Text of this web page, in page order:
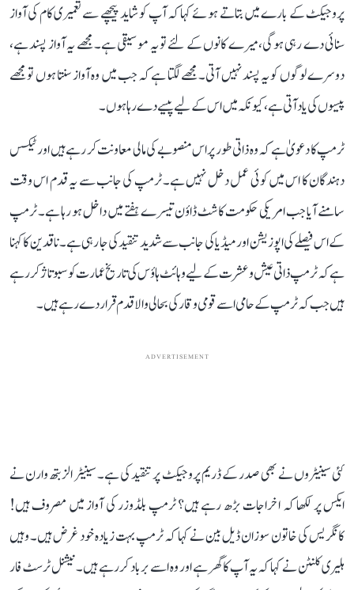
پروجیکٹ کے بارے میں بتاتے ہوئے کہا کہ آپ کو شاید پیچھے سے تعمیری کام کی آواز
سنائی دے رہی ہوگی، میرے کانوں کے لئے تو یہ موسیقی ہے۔ مجھے یہ آواز پسند ہے،
دوسرے لوگوں کو یہ پسند نہیں آتی۔ مجھے لگتا ہے کہ جب میں وہ آواز سنتا ہوں تو مجھے
پیسوں کی یاد آتی ہے، کیونکہ میں اس کے لیے پیسے دے رہا ہوں۔
ٹرمپ کا دعویٰ ہے کہ وہ ذاتی طور پر اس منصوبے کی مالی معاونت کر رہے ہیں اور ٹیکس
دہندگان کا اس میں کوئی عمل دخل نہیں ہے۔ ٹرمپ کی جانب سے یہ قدم اس وقت
سامنے آیا جب امریکی حکومت کا شٹ ڈاؤن تیسرے ہفتے میں داخل ہو رہا ہے۔ ٹرمپ
کے اس فیصلے کی اپوزیشن اور میڈیا کی جانب سے شدید تنقید کی جا رہی ہے۔ ناقدین کا کہنا
ہے کہ ٹرمپ ذاتی عیش و عشرت کے لیے وہائٹ ہاؤس کی تاریخ عمارت کو سبوتاژ کر رہے
ہیں جب کہ ٹرمپ کے حامی اسے قومی وقار کی بحالی والا قدم قرار دے رہے ہیں۔
ADVERTISEMENT
کئی سینیٹروں نے بھی صدر کے ڈریم پروجیکٹ پر تنقید کی ہے۔ سینیٹر الزبتھ وارن نے
ایکس پر لکھا کہ اخراجات بڑھ رہے ہیں؟ ٹرمپ بلڈوزر کی آواز میں مصروف ہیں!
کانگریس کی خاتون سوزان ڈیل بین نے کہا کہ ٹرمپ بہت زیادہ خود غرض ہیں۔ وہیں
ہلیری کلنٹن نے کہا کہ یہ آپ کا گھر ہے اور وہ اسے برباد کر رہے ہیں۔ نیشنل ٹرسٹ فار